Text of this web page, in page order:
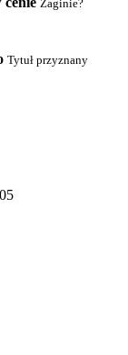
Zaginie?
Tytuł przyznany